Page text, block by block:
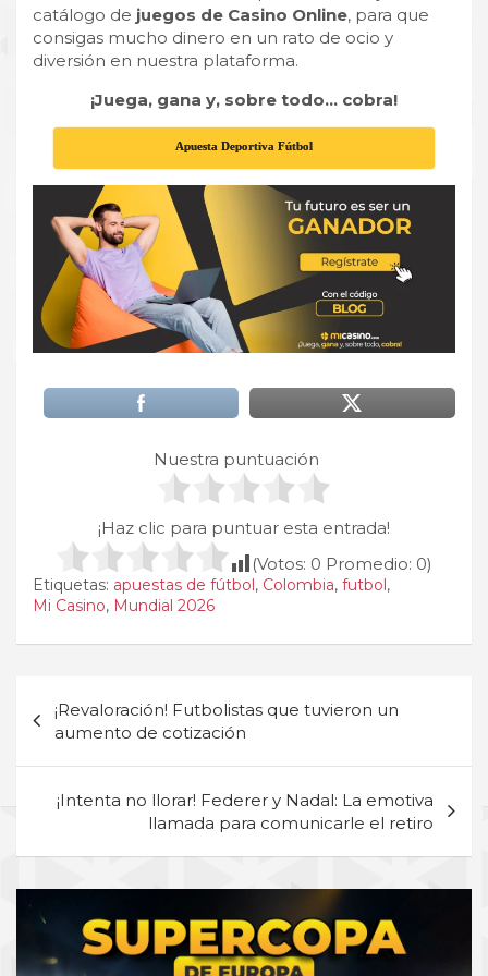
catálogo de juegos de Casino Online, para que
consigas mucho dinero en un rato de ocio y
diversión en nuestra plataforma.
¡Juega, gana y, sobre todo… cobra!
Apuesta Deportiva Fútbol
Nuestra puntuación
¡Haz clic para puntuar esta entrada!
(Votos: 0 Promedio: 0)
Etiquetas: apuestas de fútbol , Colombia, futbol ,
Mi Casino, Mundial 2026
de
entradas
¡Revaloración! Futbolistas que tuvieron un
aumento de cotización
¡Intenta no llorar! Federer y Nadal: La emotiva
llamada para comunicarle el retiro
d
v